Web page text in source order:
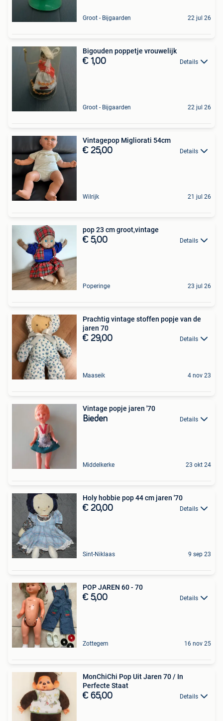
Groot - Bijgaarden 22 jul 26
Bigouden poppetje vrouwelijk
€ 1,00 Details
Groot - Bijgaarden 22 jul 26
Vintagepop Migliorati 54cm
€ 25,00 Details
Wilrijk 21 jul 26
pop 23 cm groot,vintage
€ 5,00 Details
Poperinge 23 jul 26
Prachtig vintage stoffen popje van de
jaren 70
€ 29,00 Details
Maaseik 4 nov 23
Vintage popje jaren '70
Bieden Details
Middelkerke 23 okt 24
Holy hobbie pop 44 cm jaren '70
€ 20,00 Details
Sint-Niklaas 9 sep 23
POP JAREN 60 - 70
€ 5,00 Details
Zottegem 16 nov 25
MonChiChi Pop Uit Jaren 70 / In
Perfecte Staat
€ 65,00 Details